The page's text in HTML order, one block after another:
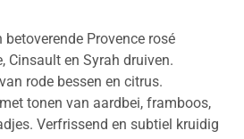
betoverende Provence rosé
Cinsault en Syrah druiven.
rode bessen en citrus.
tonen van aardbei, framboos,
Verfrissend en subtiel kruidig